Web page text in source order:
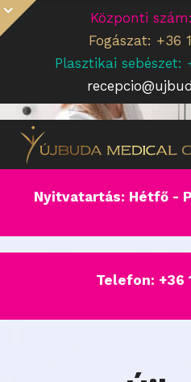
Központi
Fogászat: +36
Plasztikai
Nyitvatartás: Hétfő -
Telefon: +36